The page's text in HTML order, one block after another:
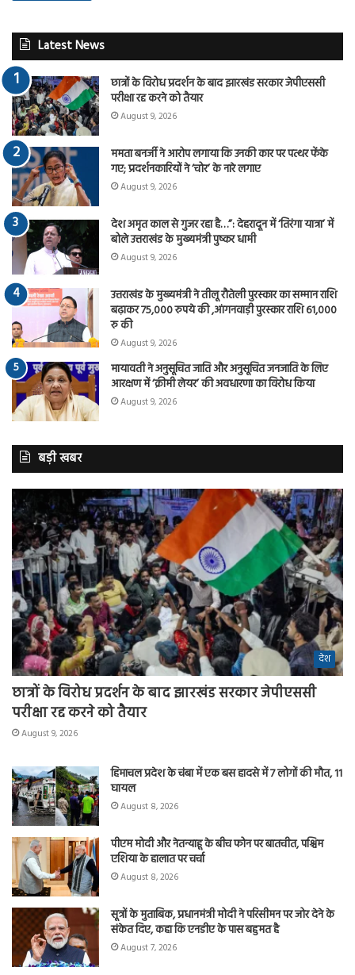
Latest News
छात्रों के विरोध प्रदर्शन के बाद झारखंड सरकार जेपीएससी
परीक्षा रद्द करने को तैयार
August 9, 2026
ममता बनर्जी ने आरोप लगाया कि उनकी कार पर पत्थर फेंके
गए; प्रदर्शनकारियों ने ‘चोर’ के नारे लगाए
August 9, 2026
देश अमृत काल से गुजर रहा है…”: देहरादून में ‘तिरंगा यात्रा’ में
बोले उत्तराखंड के मुख्यमंत्री पुष्कर धामी
August 9, 2026
उत्तराखंड के मुख्यमंत्री ने तीलू रौतेली पुरस्कार का सम्मान राशि
बढ़ाकर 75,000 रुपये की ,आंगनवाड़ी पुरस्कार राशि 61,000
रु की
August 9, 2026
मायावती ने अनुसूचित जाति और अनुसूचित जनजाति के लिए
आरक्षण में ‘क्रीमी लेयर’ की अवधारणा का विरोध किया
August 9, 2026
बड़ी खबर
देश
छात्रों के विरोध प्रदर्शन के बाद झारखंड सरकार जेपीएससी
परीक्षा रद्द करने को तैयार
August 9, 2026
हिमाचल प्रदेश के चंबा में एक बस हादसे में 7 लोगों की मौत, 11
घायल
August 8, 2026
पीएम मोदी और नेतन्याहू के बीच फोन पर बातचीत, पश्चिम
एशिया के हालात पर चर्चा
August 8, 2026
सूत्रों के मुताबिक, प्रधानमंत्री मोदी ने परिसीमन पर जोर देने के
संकेत दिए, कहा कि एनडीए के पास बहुमत है
August 7, 2026